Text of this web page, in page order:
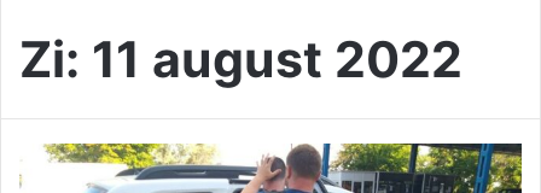
Zi: 11 august 2022